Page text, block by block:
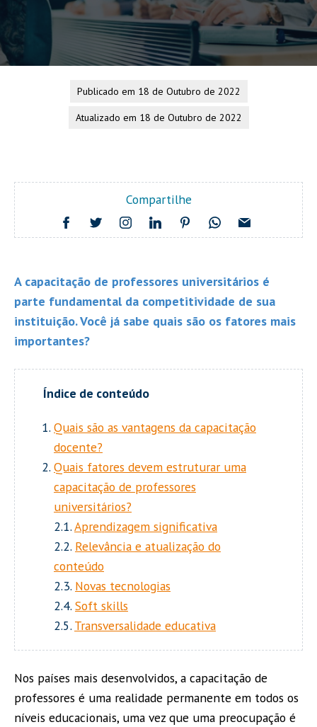
Publicado em 18 de Outubro de 2022
Atualizado em 18 de Outubro de 2022
Compartilhe
A capacitação de professores universitários é
parte fundamental da competitividade de sua
instituição. Você já sabe quais são os fatores mais
importantes?
Quais são as vantagens da capacitação
docente?
Quais fatores devem estruturar uma
capacitação de professores
universitários?
2.1.Aprendizagem significativa
2.2. Relevância e atualização do
conteúdo
2.3. Novas tecnologias
2.4. Soft skills
2.5. Transversalidade educativa
Nos países mais desenvolvidos, a capacitação de
professores é uma realidade permanente em todos os
níveis educacionais, uma vez que uma preocupação é